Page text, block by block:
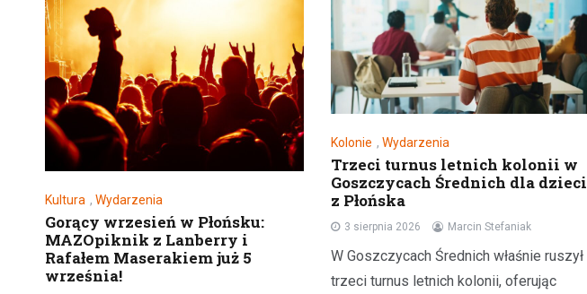
Kultura , Wydarzenia
Gorący wrzesień w Płońsku:
MAZOpiknik z Lanberry i
Rafałem Maserakiem już 5
września!
Kolonie ,Wydarzenia
Trzeci turnus letnich kolonii w
Goszczycach Średnich dla dzieci
z Płońska
3 sierpnia 2026 Marcin Stefaniak
W Goszczycach Średnich właśnie ruszył
trzeci turnus letnich kolonii, oferując